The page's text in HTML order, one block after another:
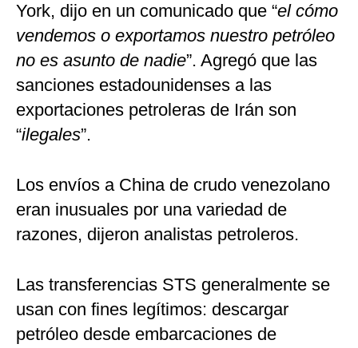
York, dijo en un comunicado que “el cómo
vendemos o exportamos nuestro petróleo
no es asunto de nadie”. Agregó que las
sanciones estadounidenses a las
exportaciones petroleras de Irán son
“ilegales”.
Los envíos a China de crudo venezolano
eran inusuales por una variedad de
razones, dijeron analistas petroleros.
Las transferencias STS generalmente se
usan con fines legítimos: descargar
petróleo desde embarcaciones de